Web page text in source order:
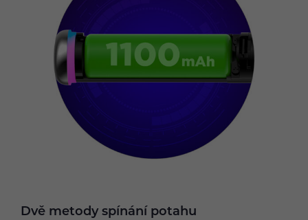
Dvě metody spínání potahu